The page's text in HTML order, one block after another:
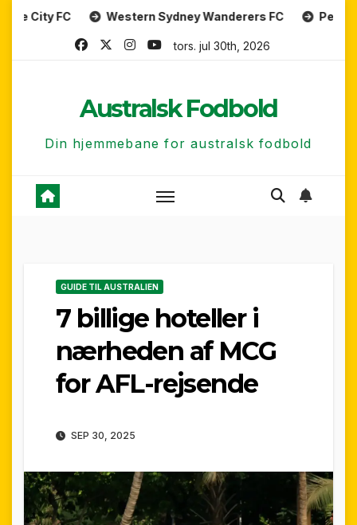
Skip
Western Sydney Wanderers FC Perth Glory FC
tors. jul 30th, 2026
Australsk Fodbold
Din hjemmebane for australsk fodbold
GUIDE TIL AUSTRALIEN
7 billige hoteller i
nærheden af MCG
for AFL-rejsende
SEP 30, 2025